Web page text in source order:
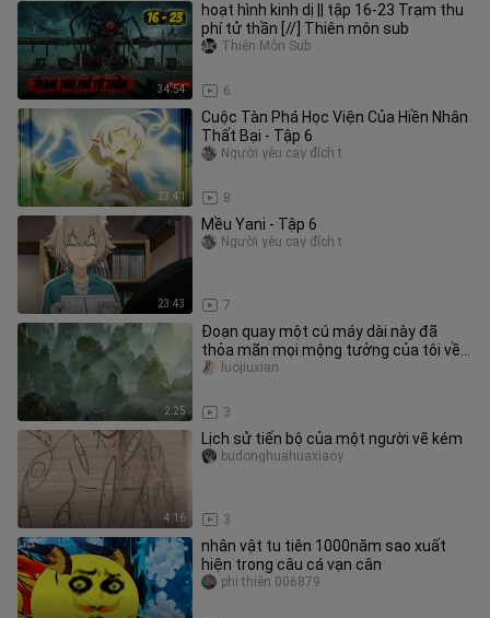
34:54
hoạt hình kinh dị || tập 16-23 Trạm thu
phí tử thần [//] Thiên môn sub
6
Thiên Môn Sub
23:41
Cuộc Tàn Phá Học Viện Của Hiền Nhân
Thất Bại - Tập 6
8
Người yêu cay đích t
23:43
Mều Yani - Tập 6
7
Người yêu cay đích t
2:25
Đoạn quay một cú máy dài này đã
thỏa mãn mọi mộng tưởng của tôi về
thế giới tu tiên [Phàm Nhân Tu Ti
3
luojiuxian
4:16
Lịch sử tiến bộ của một người vẽ kém
3
budonghuahuaxiaoy
nhân vật tu tiên 1000năm sao xuất
hiện trong câu cá vạn cân
phi thiên 006879